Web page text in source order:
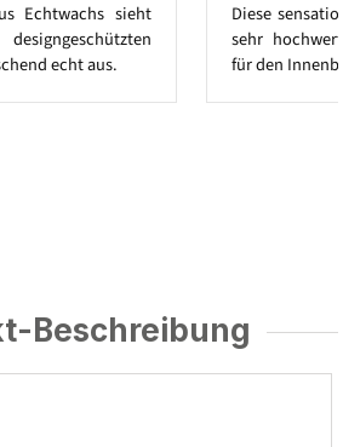
Echtwachs sieht
echt aus.
Diese
sehr
für den
Beschreibung